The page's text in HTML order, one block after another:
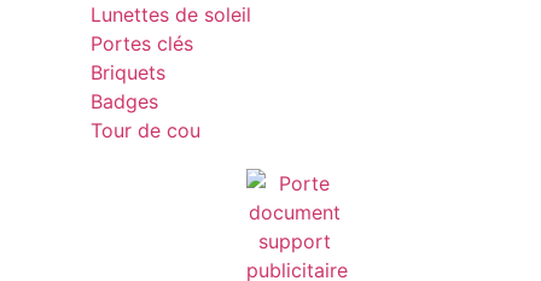
Lunettes de soleil
Portes clés
Briquets
Badges
Tour de cou